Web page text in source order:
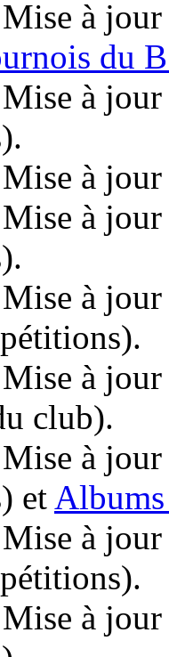
à
du
à
à
à
à
à
club).
à jour
et
à
à